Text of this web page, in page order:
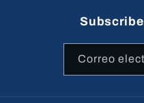
Correo